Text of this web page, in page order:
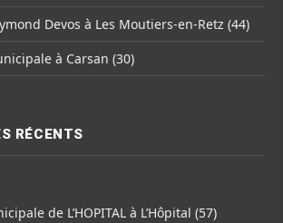
Devos à Les Moutiers-en-Retz (44)
à Carsan (30)
RÉCENTS
de L’HOPITAL à L’Hôpital (57)